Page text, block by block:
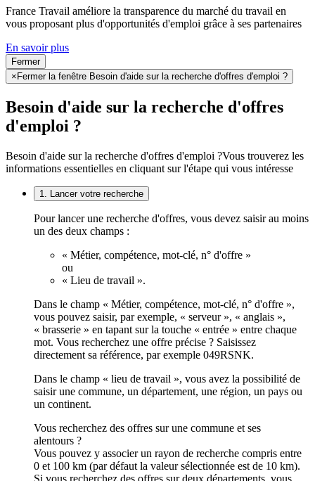
France Travail améliore la transparence du marché du travail en
vous proposant plus d'opportunités d'emploi grâce à ses partenaires
En savoir plus
Fermer
× Fermer la fenêtre Besoin d'aide sur la recherche d'offres d'emploi ?
Besoin d'aide sur la recherche d'offres
d'emploi ?
Besoin d'aide sur la recherche d'offres d'emploi ?Vous trouverez les
informations essentielles en cliquant sur l'étape qui vous intéresse
1. Lancer votre recherche
Pour lancer une recherche d'offres, vous devez saisir au moins
un des deux champs :
« Métier, compétence, mot-clé, n° d'offre »
ou
« Lieu de travail ».
Dans le champ « Métier, compétence, mot-clé, n° d'offre »,
vous pouvez saisir, par exemple, « serveur », « anglais »,
« brasserie » en tapant sur la touche « entrée » entre chaque
mot. Vous recherchez une offre précise ? Saisissez
directement sa référence, par exemple 049RSNK.
Dans le champ « lieu de travail », vous avez la possibilité de
saisir une commune, un département, une région, un pays ou
un continent.
Vous recherchez des offres sur une commune et ses
alentours ?
Vous pouvez y associer un rayon de recherche compris entre
0 et 100 km (par défaut la valeur sélectionnée est de 10 km).